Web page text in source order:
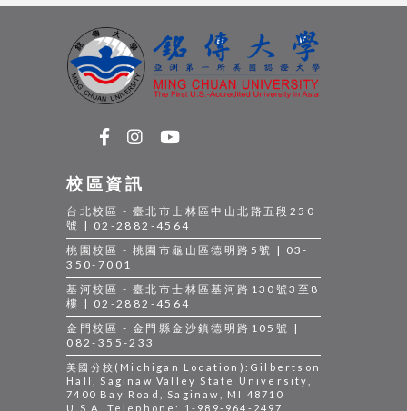
校區資訊
台北校區 - 臺北市士林區中山北路五段250
號 | 02-2882-4564
桃園校區 - 桃園市龜山區德明路5號 | 03-
350-7001
基河校區 - 臺北市士林區基河路130號3至8
樓 | 02-2882-4564
金門校區 - 金門縣金沙鎮德明路105號 |
082-355-233
美國分校(Michigan Location):Gilbertson
Hall, Saginaw Valley State University,
7400 Bay Road, Saginaw, MI 48710
U.S.A. Telephone: 1-989-964-2497